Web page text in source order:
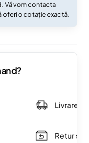
Vă vom contacta
oferi o cotație exactă.
Livrare
Retur